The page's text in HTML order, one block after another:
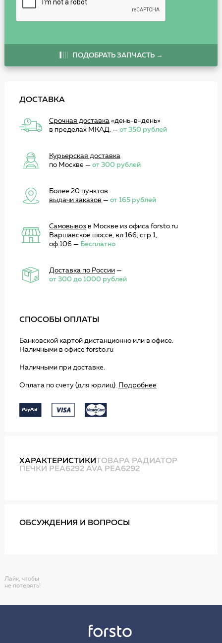
ПОДОБРАТЬ ЗАПЧАСТЬ →
ДОСТАВКА
Срочная доставка«день-в-день»
в пределах МКАД. — от 350 рублей
Курьерская доставка
по Москве — от 300 рублей
Более 20 пунктов
выдачи заказов — от 165 рублей
Самовывоз в Москве из офиса forsto.ru
Варшавское шоссе, вл.166, стр.1,
оф.106 — Бесплатно
Доставка по России—
от 300 до 1000 рублей
СПОСОБЫ ОПЛАТЫ
Банковской картой дистанционно или в офисе.
Наличными в офисе forsto.ru
Наличными при доставке.
Оплата по счету (для юрлиц). Подробнее
ХАРАКТЕРИСТИКИТОВАРА РАДИАТОР
ПЕЧКИ PEA6292 AVA PEA6292
ОБСУЖДЕНИЯ И ВОПРОСЫ
Лайк, чтобы
не потерять!